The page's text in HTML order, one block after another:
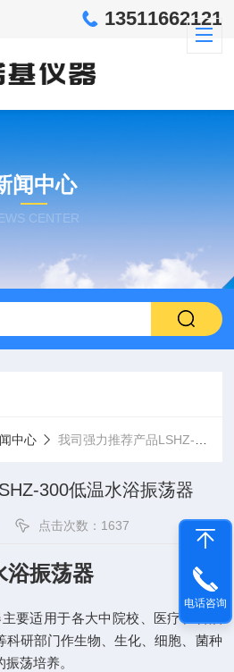
13511662121
闻中心
CENTER
中心 我司强力推荐产品LSHZ-300低温水浴振荡器
300低温水浴振荡器
点击次数：1637
浴振荡器
要适用于各大中院校、医疗、石油
科研部门作生物、生化、细胞、菌种
荡培养。
电话咨询